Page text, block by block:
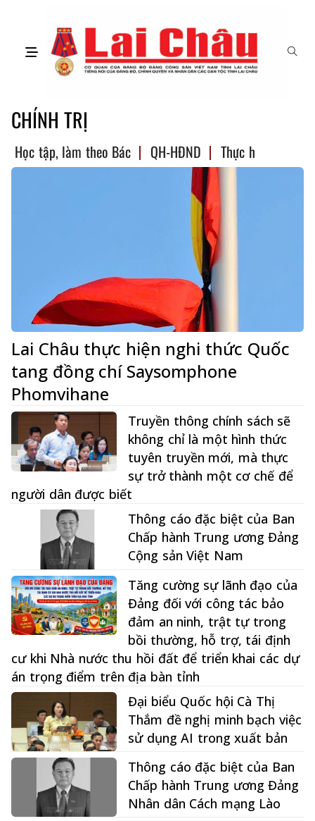
CHÍNH TRỊ
Học tập, làm theo Bác QH-HĐND Thực hiện NQ
Lai Châu thực hiện nghi thức Quốc
tang đồng chí Saysomphone
Phomvihane
Truyền thông chính sách sẽ
không chỉ là một hình thức
tuyên truyền mới, mà thực
sự trở thành một cơ chế để
người dân được biết
Thông cáo đặc biệt của Ban
Chấp hành Trung ương Đảng
Cộng sản Việt Nam
Tăng cường sự lãnh đạo của
Đảng đối với công tác bảo
đảm an ninh, trật tự trong
bồi thường, hỗ trợ, tái định
cư khi Nhà nước thu hồi đất để triển khai các dự
án trọng điểm trên địa bàn tỉnh
Đại biểu Quốc hội Cà Thị
Thắm đề nghị minh bạch việc
sử dụng AI trong xuất bản
Thông cáo đặc biệt của Ban
Chấp hành Trung ương Đảng
Nhân dân Cách mạng Lào